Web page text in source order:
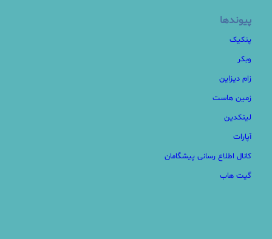
پیوندها
پنکیک
وبکر
زام دیزاین
زمین هاست
لینکدین
آپارات
کانال اطلاع رسانی پیشگامان
گیت هاب